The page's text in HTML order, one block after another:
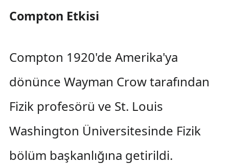
Compton Etkisi
Compton 1920'de Amerika'ya
dönünce Wayman Crow tarafından
Fizik profesörü ve St. Louis
Washington Üniversitesinde Fizik
bölüm başkanlığına getirildi.